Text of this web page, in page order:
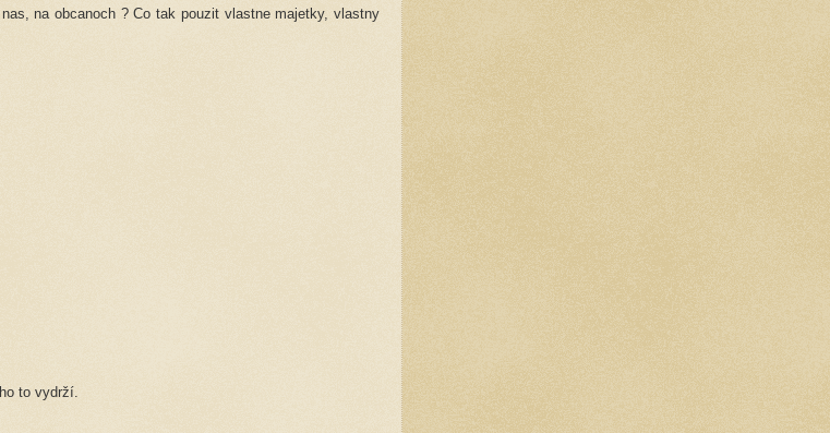
na obcanoch ? Co tak pouzit vlastne majetky, vlastny
to vydrží.